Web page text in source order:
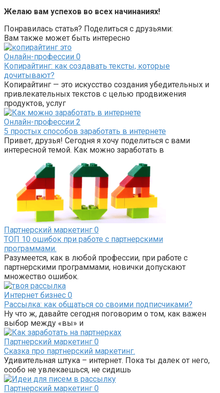
Желаю вам успехов во всех начинаниях!
Понравилась статья? Поделиться с друзьями:
Вам также может быть интересно
Онлайн-профессии 0
Копирайтинг: как создавать тексты, которые
дочитывают?
Копирайтинг — это искусство создания убедительных и
привлекательных текстов с целью продвижения
продуктов, услуг
Онлайн-профессии 2
5 простых способов заработать в интернете
Привет, друзья! Сегодня я хочу поделиться с вами
интересной темой. Как можно заработать в
Партнерский маркетинг 0
ТОП 10 ошибок при работе с партнерскими
программами.
Разумеется, как в любой профессии, при работе с
партнерскими программами, новички допускают
множество ошибок.
Интернет бизнес 0
Рассылка: как общаться со своими подписчиками?
Ну что ж, давайте сегодня поговорим о том, как важен
выбор между «вы» и
Партнерский маркетинг 0
Сказка про партнерский маркетинг.
Удивительная штука – интернет. Пока ты далек от него,
особо не увлекаешься, не сидишь
Партнерский маркетинг 0